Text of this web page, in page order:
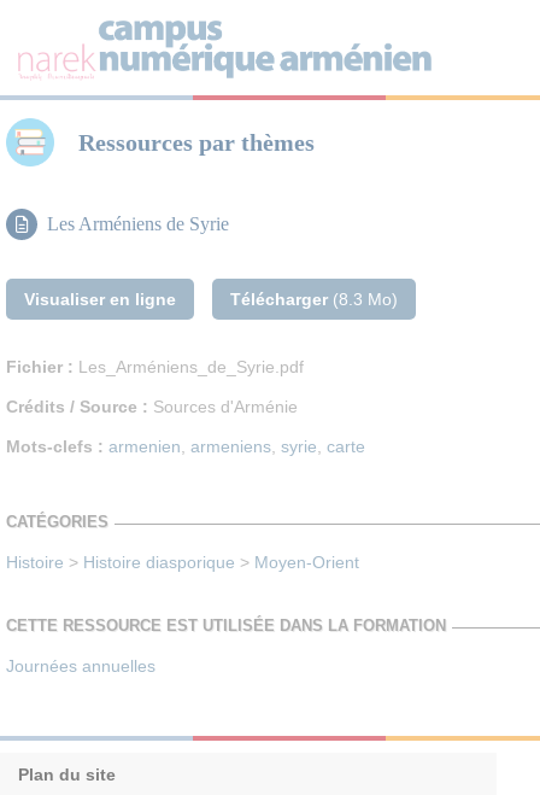
Ressources par thèmes
Les Arméniens de Syrie
Visualiser en ligne Télécharger (8.3 Mo)
Fichier : Les_Arméniens_de_Syrie.pdf
Crédits / Source : Sources d'Arménie
Mots-clefs : armenien armeniens syrie carte
CATÉGORIES
Histoire > Histoire diasporique > Moyen-Orient
CETTE RESSOURCE EST UTILISÉE DANS LA FORMATION
Journées annuelles
Plan du site